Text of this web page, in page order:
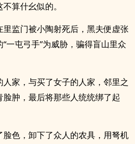
算什幺似的。
监门被小陶射死后，黑夫便虚张
一屯弓手”为威胁，骗得盲山里众
家，与买了女子的人家，邻里之
肿，最后将那些人统统绑了起
脸色，卸下了众人的农具，用弩机